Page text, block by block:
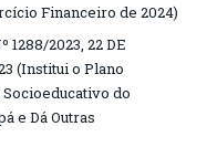
Financeiro de 2024)
2023, 22 DE
(Institui o Plano
do
e Dá Outras